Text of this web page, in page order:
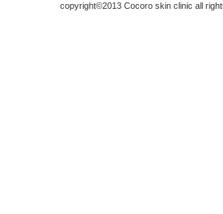
copyright©2013 Cocoro skin clinic all